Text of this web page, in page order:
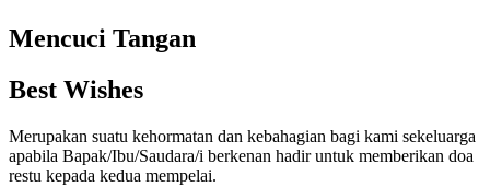
Mencuci Tangan
Best Wishes
Merupakan suatu kehormatan dan kebahagian bagi kami sekeluarga
apabila Bapak/Ibu/Saudara/i berkenan hadir untuk memberikan doa
restu kepada kedua mempelai.